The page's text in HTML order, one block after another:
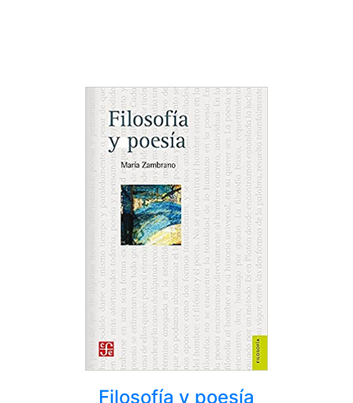
Filosofía y poesía